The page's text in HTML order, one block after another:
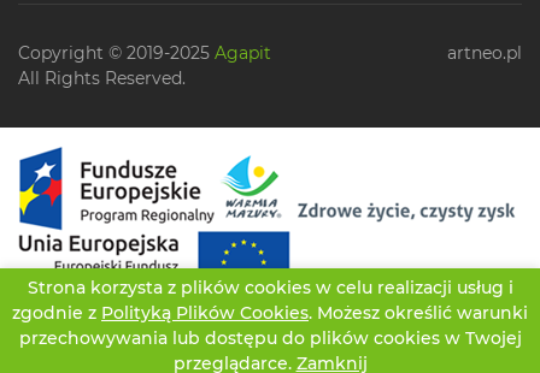
Strona korzysta z plików cookies w celu realizacji usług i
zgodnie z Polityką Plików Cookies. Możesz określić warunki
przechowywania lub dostępu do plików cookies w Twojej
przeglądarce. Zamknij
Copyright © 2019-2025 Agapit
All Rights Reserved.
artneo.pl